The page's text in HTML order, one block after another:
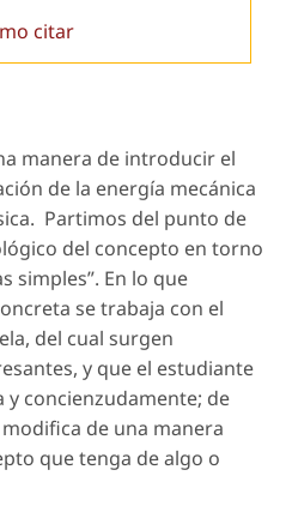
citar
manera de introducir el
de la energía mecánica
Partimos del punto de
del concepto en torno
simples”. En lo que
se trabaja con el
del cual surgen
y que el estudiante
concienzudamente; de
de una manera
que tenga de algo o